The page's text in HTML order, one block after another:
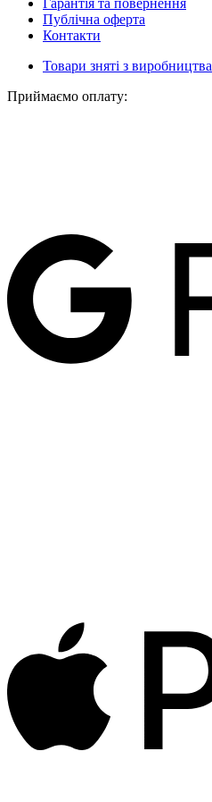
Гарантія та повернення
Публічна оферта
Контакти
Товари зняті з виробництва
Приймаємо оплату: